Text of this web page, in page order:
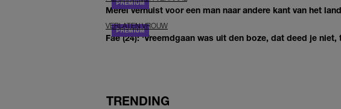
Merel verhuist voor een man naar andere kant van het
VERLATEN VROUW
Fae (24): 'Vreemdgaan was uit den boze, dat deed je
TRENDING